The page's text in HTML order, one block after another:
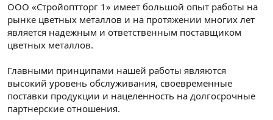
ООО «Стройоптторг 1» имеет большой опыт работы на
рынке цветных металлов и на протяжении многих лет
является надежным и ответственным поставщиком
цветных металлов.
Главными принципами нашей работы являются
высокий уровень обслуживания, своевременные
поставки продукции и нацеленность на долгосрочные
партнерские отношения.